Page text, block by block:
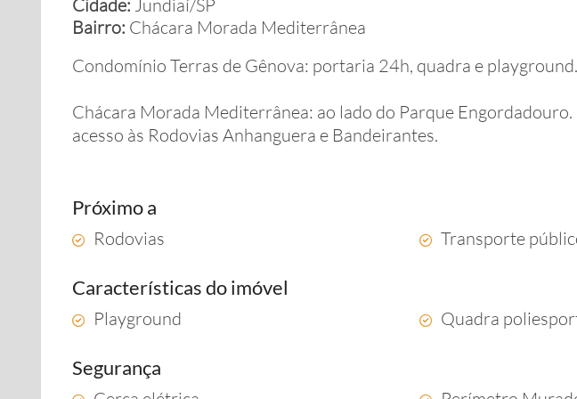
Cidade: Jundiaí/SP
Bairro: Chácara Morada Mediterrânea
Condomínio Terras de Gênova: portaria 24h, quadra e playground.
Chácara Morada Mediterrânea: ao lado do Parque
acesso às Rodovias Anhanguera e Bandeirantes.
Próximo a
Rodovias Transporte
Características do imóvel
Playground Quadra
Segurança